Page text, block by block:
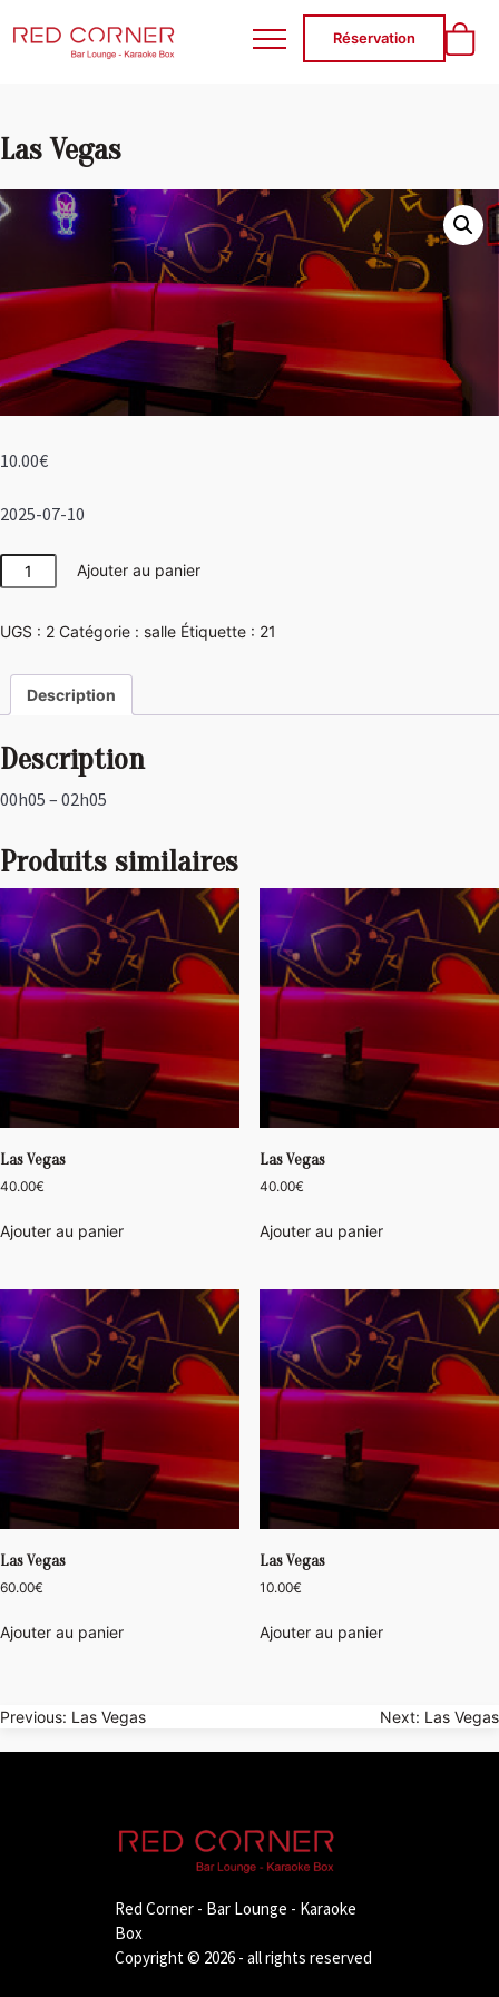
RED CORNER
Réservation
Las Vegas
10.00€
2025-07-10
quantité
de
Vegas
Ajouter au panier
UGS : 2 Catégorie : salle Étiquette : 21
Description
Description
00h05 – 02h05
Produits similaires
Las Vegas
40.00€
Ajouter au panier
Las Vegas
40.00€
Ajouter au panier
Las Vegas
60.00€
Ajouter au panier
Las Vegas
10.00€
Ajouter au panier
Navigation
de
Previous: Las Vegas Next: Las Vegas
Red Corner - Bar Lounge - Karaoke
Box
Copyright © 2026 - all rights reserved